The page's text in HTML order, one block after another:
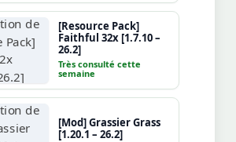
[Resource Pack]
Faithful 32x [1.7.10 –
26.2]
Très consulté cette
semaine
[Mod] Grassier Grass
[1.20.1 – 26.2]